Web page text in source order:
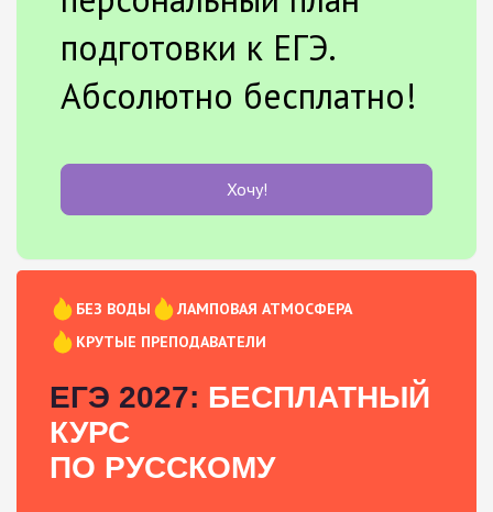
подготовки к ЕГЭ.
Абсолютно бесплатно!
Хочу!
БЕЗ ВОДЫ
ЛАМПОВАЯ АТМОСФЕРА
КРУТЫЕ ПРЕПОДАВАТЕЛИ
ЕГЭ 2027: БЕСПЛАТНЫЙ
КУРС
ПО РУССКОМУ